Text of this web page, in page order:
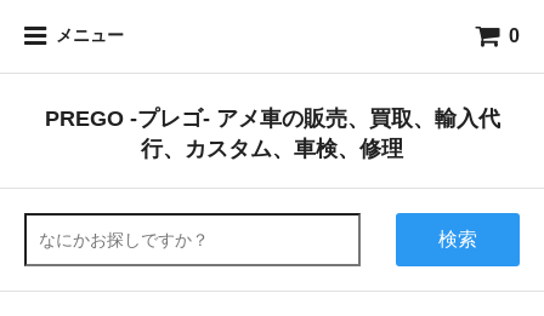
メニュー 0
PREGO -プレゴ- アメ車の販売、買取、輸入代
行、カスタム、車検、修理
検索